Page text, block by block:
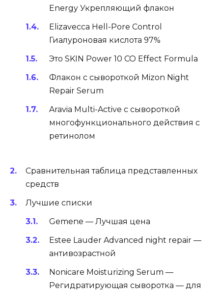
Energy Укрепляющий флакон
Elizavecca Hell-Pore Control
Гиалуроновая кислота 97%
Это SKIN Power 10 CO Effect Formula
Флакон с сывороткой Mizon Night
Repair Serum
Aravia Multi-Active с сывороткой
многофункционального действия с
ретинолом
Сравнительная таблица представленных
средств
Лучшие списки
Gemene — Лучшая цена
Estee Lauder Advanced night repair —
антивозрастной
Nonicare Moisturizing Serum —
Регидратирующая сыворотка — для